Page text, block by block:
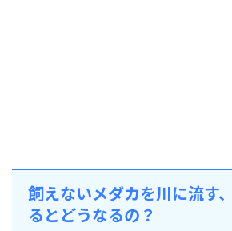
飼えないメダカを川に流す
るとどうなるの？